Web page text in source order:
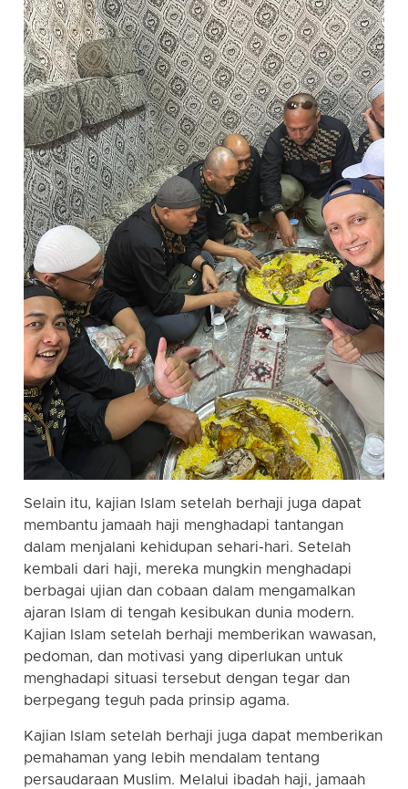
Selain itu, kajian Islam setelah berhaji juga dapat
membantu jamaah haji menghadapi tantangan
dalam menjalani kehidupan sehari-hari. Setelah
kembali dari haji, mereka mungkin menghadapi
berbagai ujian dan cobaan dalam mengamalkan
ajaran Islam di tengah kesibukan dunia modern.
Kajian Islam setelah berhaji memberikan wawasan,
pedoman, dan motivasi yang diperlukan untuk
menghadapi situasi tersebut dengan tegar dan
berpegang teguh pada prinsip agama.
Kajian Islam setelah berhaji juga dapat memberikan
pemahaman yang lebih mendalam tentang
persaudaraan Muslim. Melalui ibadah haji, jamaah